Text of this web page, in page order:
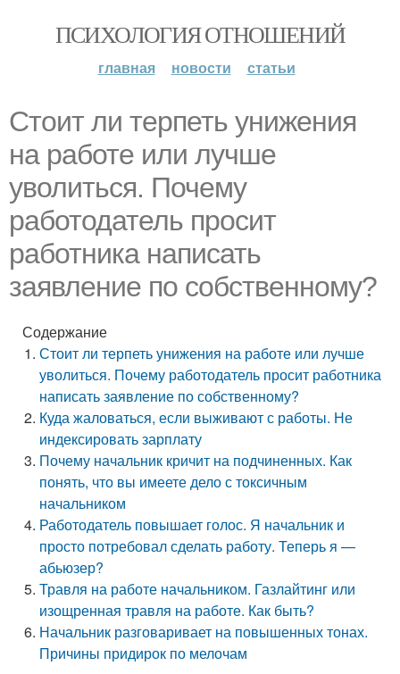
ПСИХОЛОГИЯ ОТНОШЕНИЙ
главная новости статьи
Стоит ли терпеть унижения
на работе или лучше
уволиться. Почему
работодатель просит
работника написать
заявление по собственному?
Содержание
Стоит ли терпеть унижения на работе или лучше
уволиться. Почему работодатель просит работника
написать заявление по собственному?
Куда жаловаться, если выживают с работы. Не
индексировать зарплату
Почему начальник кричит на подчиненных. Как
понять, что вы имеете дело с токсичным
начальником
Работодатель повышает голос. Я начальник и
просто потребовал сделать работу. Теперь я —
абьюзер?
Травля на работе начальником. Газлайтинг или
изощренная травля на работе. Как быть?
Начальник разговаривает на повышенных тонах.
Причины придирок по мелочам